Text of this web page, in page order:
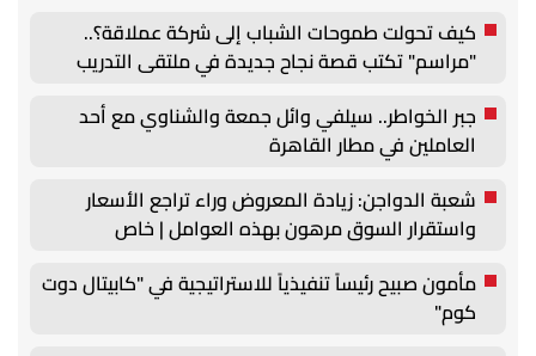
كيف تحولت طموحات الشباب إلى شركة عملاقة؟..
"مراسم" تكتب قصة نجاح جديدة في ملتقى التدريب
والتوظيف الزراعي الأول بجامعة دمنهور
جبر الخواطر.. سيلفي وائل جمعة والشناوي مع أحد
العاملين في مطار القاهرة
شعبة الدواجن: زيادة المعروض وراء تراجع الأسعار
واستقرار السوق مرهون بهذه العوامل | خاص
مأمون صبيح رئيساً تنفيذياً للاستراتيجية في "كابيتال دوت
كوم"